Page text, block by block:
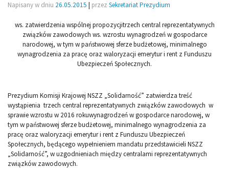
Napisany w dniu 26.05.2015 | przez Sekretariat Prezydium
ws. zatwierdzenia wspólnej propozycjitrzech central reprezentatywnych
związków zawodowych ws. wzrostu wynagrodzeń w gospodarce
narodowej, w tym w państwowej sferze budżetowej, minimalnego
wynagrodzenia za pracę oraz waloryzacji emerytur i rent z Funduszu
Ubezpieczeń Społecznych.
Prezydium Komisji Krajowej NSZZ „Solidarność” zatwierdza treść
wystąpienia trzech central reprezentatywnych związków zawodowych w
sprawie wzrostu w 2016 rokuwynagrodzeń w gospodarce narodowej, w
tym w państwowej sferze budżetowej, minimalnego wynagrodzenia za
pracę oraz waloryzacji emerytur i rent z Funduszu Ubezpieczeń
Społecznych, będącego wypełnieniem mandatu przedstawicieli NSZZ
„Solidarność”, w uzgodnieniach między centralami reprezentatywnych
związków zawodowych.